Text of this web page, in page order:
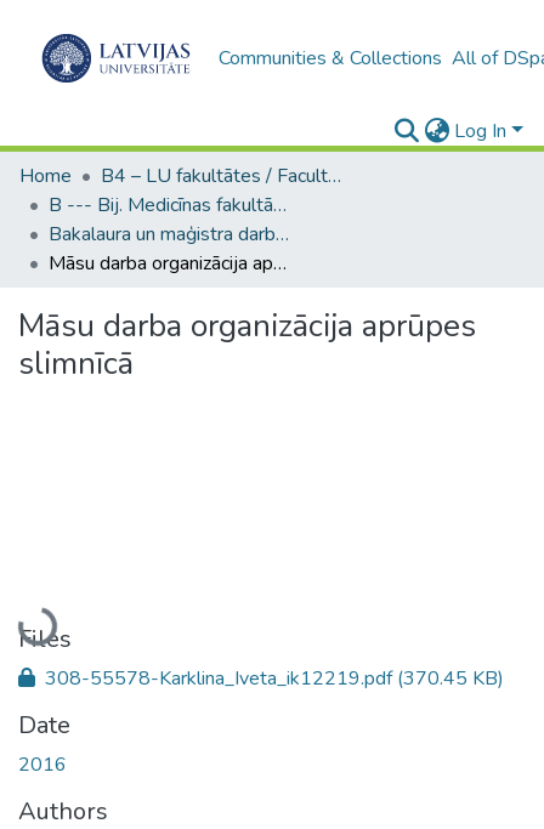
Communities & Collections All of
Log In
Home
B4 – LU fakultātes / Faculties of the UL
B --- Bij. Medicīnas fakultātes studentu noslēguma darbi / Faculty of Medicine - Graduate works
Bakalaura un maģistra darbi (MF) / Bachelor's and Master's theses
Māsu darba organizācija aprūpes slimnīcā
Māsu darba organizācija aprūpes
slimnīcā
Loading...
Files
308-55578-Karklina_Iveta_ik12219.pdf(370.45 KB)
Date
2016
Authors